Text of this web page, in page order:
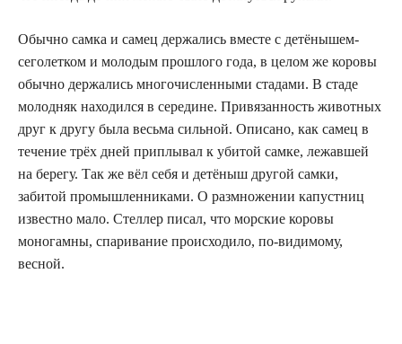
Обычно самка и самец держались вместе с детёнышем-
сеголетком и молодым прошлого года, в целом же коровы
обычно держались многочисленными стадами. В стаде
молодняк находился в середине. Привязанность животных
друг к другу была весьма сильной. Описано, как самец в
течение трёх дней приплывал к убитой самке, лежавшей
на берегу. Так же вёл себя и детёныш другой самки,
забитой промышленниками. О размножении капустниц
известно мало. Стеллер писал, что морские коровы
моногамны, спаривание происходило, по-видимому,
весной.